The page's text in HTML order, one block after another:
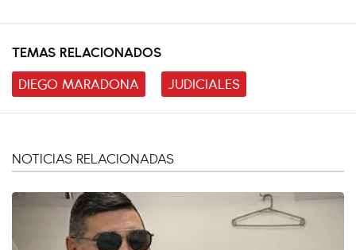
TEMAS RELACIONADOS
DIEGO MARADONA
JUDICIALES
NOTICIAS RELACIONADAS